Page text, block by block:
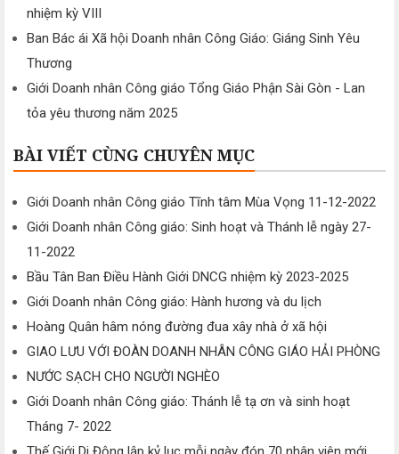
nhiệm kỳ VIII
Ban Bác ái Xã hội Doanh nhân Công Giáo: Giáng Sinh Yêu
Thương
Giới Doanh nhân Công giáo Tổng Giáo Phận Sài Gòn - Lan
tỏa yêu thương năm 2025
BÀI VIẾT CÙNG CHUYÊN MỤC
Giới Doanh nhân Công giáo Tĩnh tâm Mùa Vọng 11-12-2022
Giới Doanh nhân Công giáo: Sinh hoạt và Thánh lễ ngày 27-
11-2022
Bầu Tân Ban Điều Hành Giới DNCG nhiệm kỳ 2023-2025
Giới Doanh nhân Công giáo: Hành hương và du lịch
Hoàng Quân hâm nóng đường đua xây nhà ở xã hội
GIAO LƯU VỚI ĐOÀN DOANH NHÂN CÔNG GIÁO HẢI PHÒNG
NƯỚC SẠCH CHO NGƯỜI NGHÈO
Giới Doanh nhân Công giáo: Thánh lễ tạ ơn và sinh hoạt
Tháng 7- 2022